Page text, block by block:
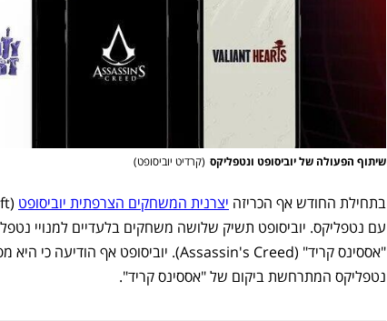
שיתוף הפעולה של יוביסופט ונטפליקס (קרדיט יוביסופט)
בתחילת החודש אף הכריזה יצרנית המשחקים הצרפתית יוביסופט
נטפליקס המתרחשת ביקום של "אססינס קריד".